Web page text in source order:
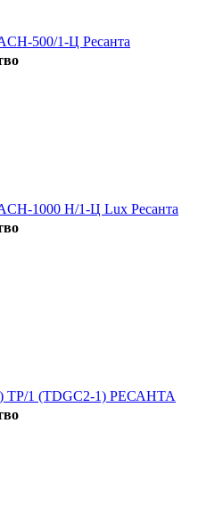
500/1-Ц Ресанта
1000 H/1-Ц Lux Ресанта
ТР/1 (TDGC2-1) РЕСАНТА